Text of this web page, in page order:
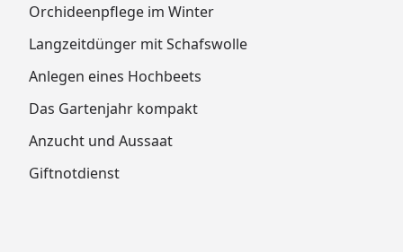
Orchideenpflege im Winter
Langzeitdünger mit Schafswolle
Anlegen eines Hochbeets
Das Gartenjahr kompakt
Anzucht und Aussaat
Giftnotdienst